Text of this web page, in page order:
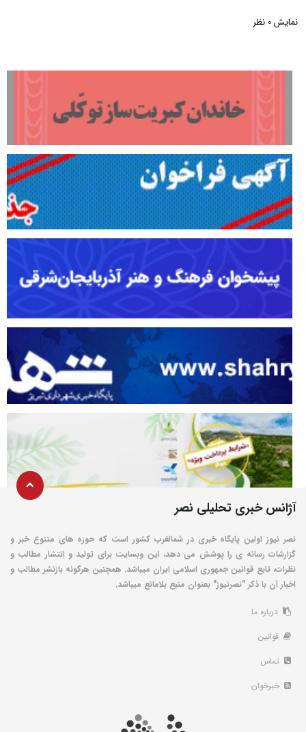
نمایش 0 نظر
آژانس خبری تحلیلی نصر
نصر نیوز اولین پایگاه خبری در شمالغرب کشور است که حوزه های متنوع خبر و
گزارشات رسانه ی را پوشش می دهد، این وبسایت برای تولید و انتشار مطالب و
نظرات، تابع قوانین جمهوری اسلامی ایران میباشد. همچنین هرگونه بازنشر مطالب و
اخبار آن با ذکر "نصرنیوز" بعنوان منبع بلامانع میباشد.
درباره ما
قوانین
تماس
خبرخوان